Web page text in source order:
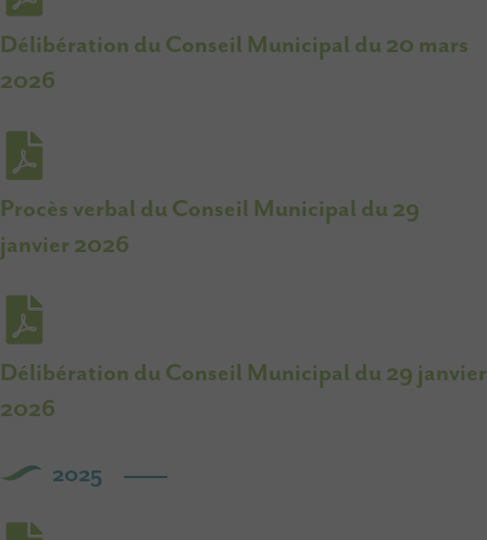
Délibération du Conseil Municipal du 20 mars
2026
Procès verbal du Conseil Municipal du 29
janvier 2026
Délibération du Conseil Municipal du 29 janvier
2026
2025